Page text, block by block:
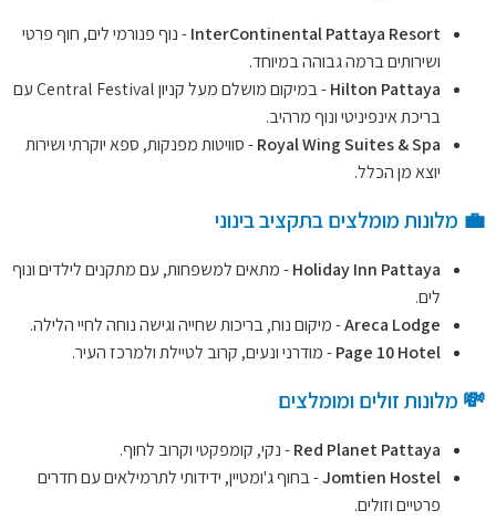
InterContinental Pattaya Resort- נוף פנורמי לים, חוף פרטי
ושירותים ברמה גבוהה במיוחד.
Hilton Pattaya
- במיקום מושלם מעל קניון Central Festival עם
בריכת אינפיניטי ונוף מרהיב.
Royal Wing Suites & Spa- סוויטות מפנקות, ספא יוקרתי ושירות
יוצא מן הכלל.
💼 מלונות מומלצים בתקציב בינוני
Holiday Inn Pattaya- מתאים למשפחות, עם מתקנים לילדים ונוף
לים.
Areca Lodge- מיקום נוח, בריכות שחייה וגישה נוחה לחיי הלילה.
Page 10 Hotel- מודרני ונעים, קרוב לטיילת ולמרכז העיר.
💸 מלונות זולים ומומלצים
Red Planet Pattaya- נקי, קומפקטי וקרוב לחוף.
Jomtien Hostel- בחוף ג'ומטיין, ידידותי לתרמילאים עם חדרים
פרטיים וזולים.